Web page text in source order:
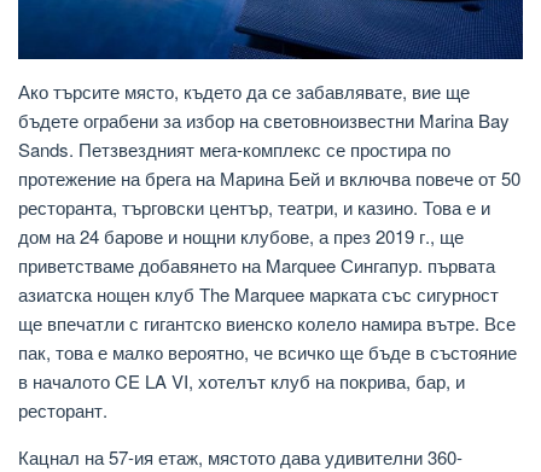
Ако търсите място, където да се забавлявате, вие ще
бъдете ограбени за избор на световноизвестни Marina Bay
Sands. Петзвездният мега-комплекс се простира по
протежение на брега на Марина Бей и включва повече от 50
ресторанта, търговски център, театри, и казино. Това е и
дом на 24 барове и нощни клубове, а през 2019 г., ще
приветстваме добавянето на Marquee Сингапур. първата
азиатска нощен клуб The Marquee марката със сигурност
ще впечатли с гигантско виенско колело намира вътре. Все
пак, това е малко вероятно, че всичко ще бъде в състояние
в началото CE LA VI, хотелът клуб на покрива, бар, и
ресторант.
Кацнал на 57-ия етаж, мястото дава удивителни 360-